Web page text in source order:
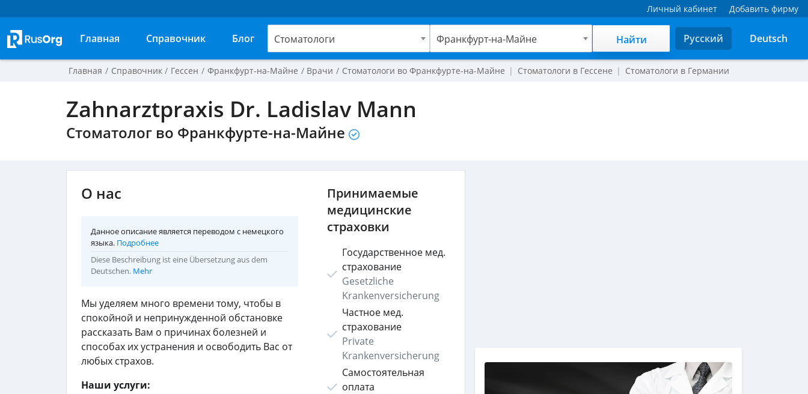
Личный кабинет Добавить фирму
Главная Справочник Блог Стоматологи Франкфурт-на-Майне Найти Русский Deutsch
Главная Справочник Гессен Франкфурт-на-Майне Врачи Стоматологи во Франкфурте-на-Майне Стоматологи в Гессене Стоматологи в Германии
Zahnarztpraxis Dr. Ladislav Mann
Стоматолог во Франкфурте-на-Майне
О нас
Данное описание является переводом с немецкого
языка. Подробнее
Diese Beschreibung ist eine Übersetzung aus dem
Deutschen. Mehr
Мы уделяем много времени тому, чтобы в
спокойной и непринужденной обстановке
рассказать Вам о причинах болезней и
способах их устранения и освободить Вас от
любых страхов.
Наши услуги:
Принимаемые
медицинские
страховки
Государственное мед.
страхование
Gesetzliche
Krankenversicherung
Частное мед.
страхование
Private
Krankenversicherung
Самостоятельная
оплата